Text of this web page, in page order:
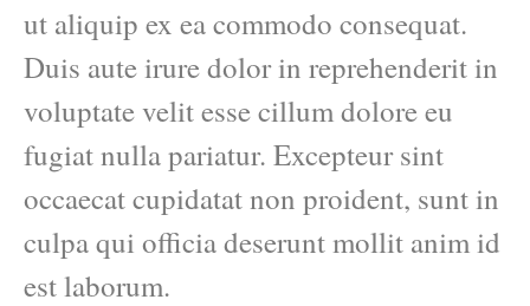
ut aliquip ex ea commodo consequat.
Duis aute irure dolor in reprehenderit in
voluptate velit esse cillum dolore eu
fugiat nulla pariatur. Excepteur sint
occaecat cupidatat non proident, sunt in
culpa qui officia deserunt mollit anim id
est laborum.